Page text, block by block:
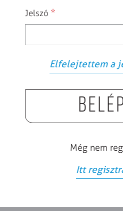
Jelszó *
Elfelejtettem a
Még nem
Itt